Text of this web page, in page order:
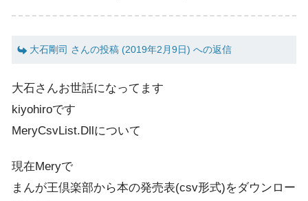
大石剛司 さんの投稿 (2019年2月9日) への返信
大石さんお世話になってます
kiyohiroです
MeryCsvList.Dllについて
現在Meryで
まんが王倶楽部から本の発売表(csv形式)をダウンロー